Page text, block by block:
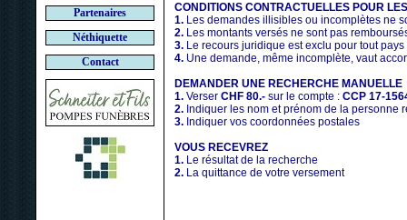
Partenaires
Néthiquette
Contact
CONDITIONS CONTRACTUELLES POUR
1. Les demandes illisibles ou incomplètes ne
2. Les montants versés ne sont pas
3. Le recours juridique est exclu pour tout pays
4. Une demande, même incomplète, vaut
DEMANDER UNE RECHERCHE MANUELLE
1. Verser CHF 80.- sur le compte : CCP 17-
2. Indiquer les nom et prénom de la personne
3. Indiquer vos coordonnées postales
VOUS RECEVREZ
1. Le résultat de la recherche
2. La quittance de votre versement